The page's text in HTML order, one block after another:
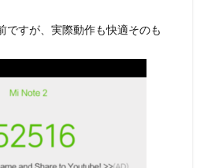
ですが、実際動作も快適そのも